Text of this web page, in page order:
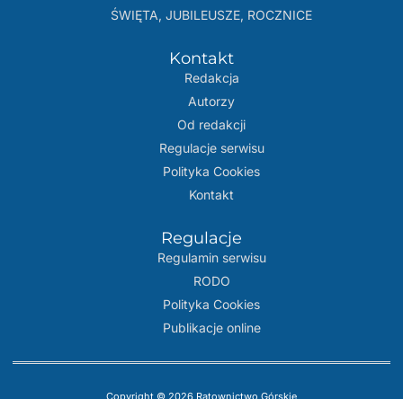
ŚWIĘTA, JUBILEUSZE, ROCZNICE
Kontakt
Redakcja
Autorzy
Od redakcji
Regulacje serwisu
Polityka Cookies
Kontakt
Regulacje
Regulamin serwisu
RODO
Polityka Cookies
Publikacje online
Copyright © 2026 Ratownictwo Górskie